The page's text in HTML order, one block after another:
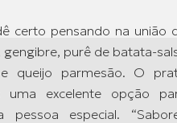
certo pensando na união
purê de batata-
queijo parmesão. O
excelente opção
especial.